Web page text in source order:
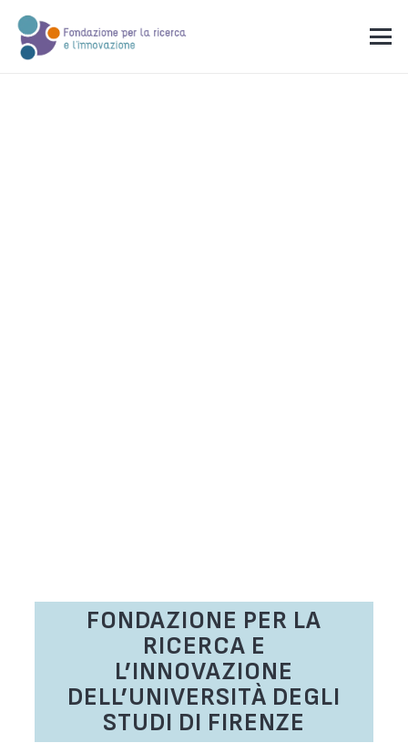
FONDAZIONE PER LA
RICERCA E
L’INNOVAZIONE
DELL’UNIVERSITÀ DEGLI
STUDI DI FIRENZE